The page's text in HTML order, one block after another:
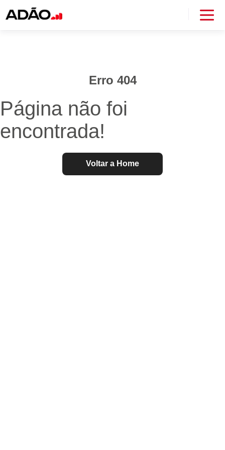
Erro 404
Página não foi
encontrada!
Voltar a Home